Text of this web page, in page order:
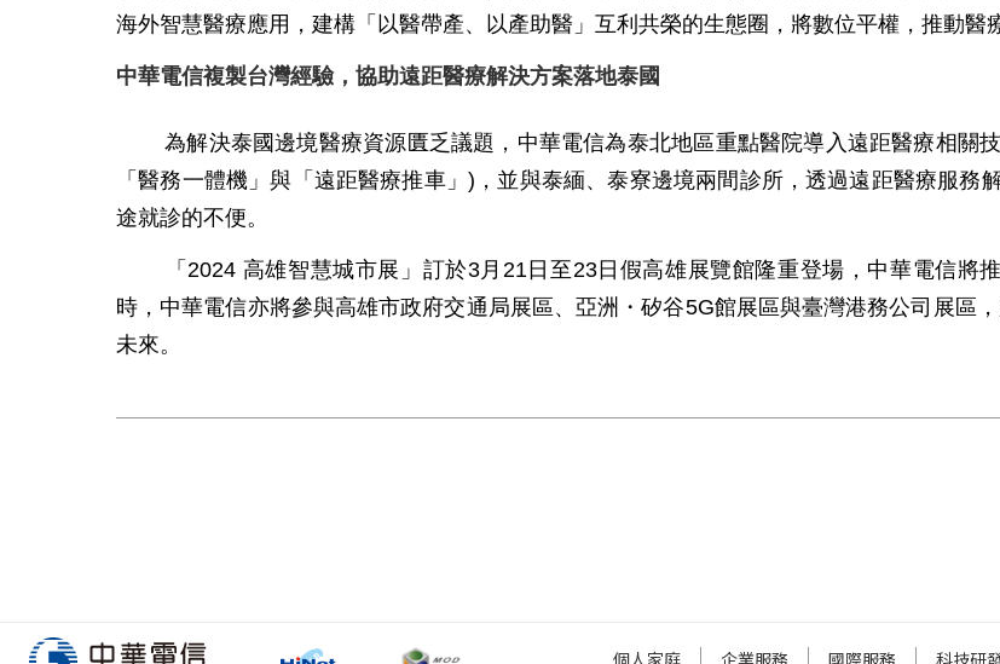
海外智慧醫療應用，建構「以醫帶產、以產助醫」互利共榮的生態圈，將數位平權，推動醫
中華電信複製台灣經驗，協助遠距醫療解決方案落地泰國
為解決泰國邊境醫療資源匱乏議題，中華電信為泰北地區重點醫院導入遠距醫療相關
「醫務一體機」與「遠距醫療推車」)，並與泰緬、泰寮邊境兩間診所，透過遠距醫療服
途就診的不便。
「2024 高雄智慧城市展」訂於3月21日至23日假高雄展覽館隆重登場，中華電信將
時，中華電信亦將參與高雄市政府交通局展區、亞洲・矽谷5G館展區與臺灣港務公司展區
未來。
個人家庭 企業服務 國際服務 科技研